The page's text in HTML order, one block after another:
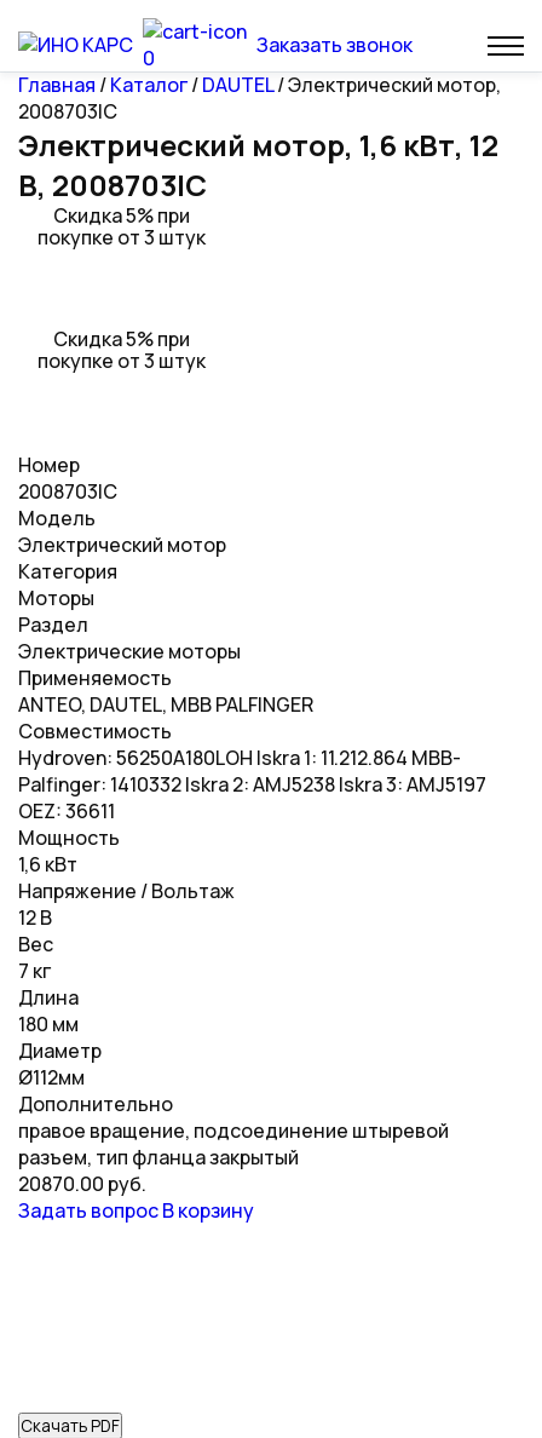
0
Заказать звонок
Главная /Каталог/DAUTEL/ Электрический мотор,
2008703IC
Электрический мотор, 1,6 кВт, 12
В, 2008703IC
Скидка 5% при
покупке от 3 штук
Скидка 5% при
покупке от 3 штук
Номер
2008703IC
Модель
Электрический мотор
Категория
Моторы
Раздел
Электрические моторы
Применяемость
ANTEO, DAUTEL, MBB PALFINGER
Совместимость
Hydroven: 56250A180LOH Iskra 1: 11.212.864 MBB-
Palfinger: 1410332 Iskra 2: AMJ5238 Iskra 3: AMJ5197
OEZ: 36611
Мощность
1,6 кВт
Напряжение / Вольтаж
12 В
Вес
7 кг
Длина
180 мм
Диаметр
Ø112мм
Дополнительно
правое вращение, подсоединение штыревой
разъем, тип фланца закрытый
20870.00 руб.
Задать вопросВ корзину
Скачать PDF